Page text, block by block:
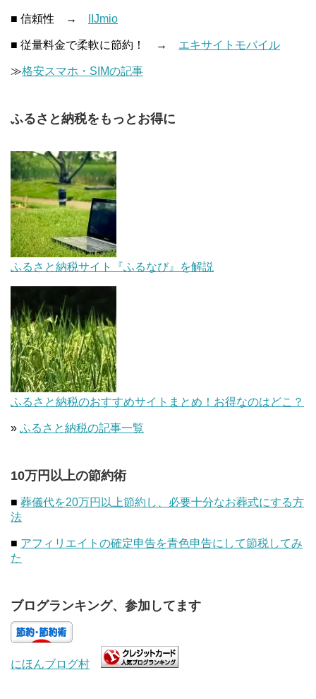
■ 信頼性 → IIJmio
■ 従量料金で柔軟に節約！ → エキサイトモバイル
≫格安スマホ・SIMの記事
ふるさと納税をもっとお得に
ふるさと納税サイト『ふるなび』を解説
ふるさと納税のおすすめサイトまとめ！お得なのはどこ？
» ふるさと納税の記事一覧
10万円以上の節約術
■ 葬儀代を20万円以上節約し、必要十分なお葬式にする方
法
■ アフィリエイトの確定申告を青色申告にして節税してみ
た
ブログランキング、参加してます
にほんブログ村